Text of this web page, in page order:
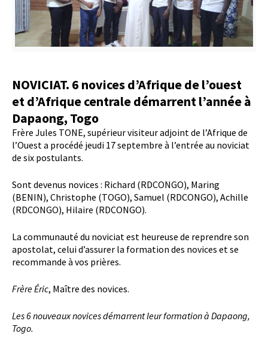
NOVICIAT. 6 novices d’Afrique de l’ouest
et d’Afrique centrale démarrent l’année à
Dapaong, Togo
Frère Jules TONE, supérieur visiteur adjoint de l’Afrique de
l’Ouest a procédé jeudi 17 septembre à l’entrée au noviciat
de six postulants.
Sont devenus novices : Richard (RDCONGO), Maring
(BENIN), Christophe (TOGO), Samuel (RDCONGO), Achille
(RDCONGO), Hilaire (RDCONGO).
La communauté du noviciat est heureuse de reprendre son
apostolat, celui d’assurer la formation des novices et se
recommande à vos prières.
Frère Éric, Maître des novices.
Les 6 nouveaux novices démarrent leur formation à Dapaong,
Togo.